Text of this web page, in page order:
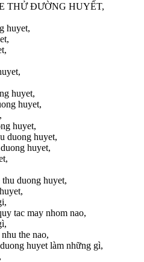
THỬ ĐƯỜNG HUYẾT,
huyet,
huyet,
huyet,
huyet,
duong huyet,
huyet,
duong huyet,
tac may nhom nao,
the nao,
huyet làm những gì,